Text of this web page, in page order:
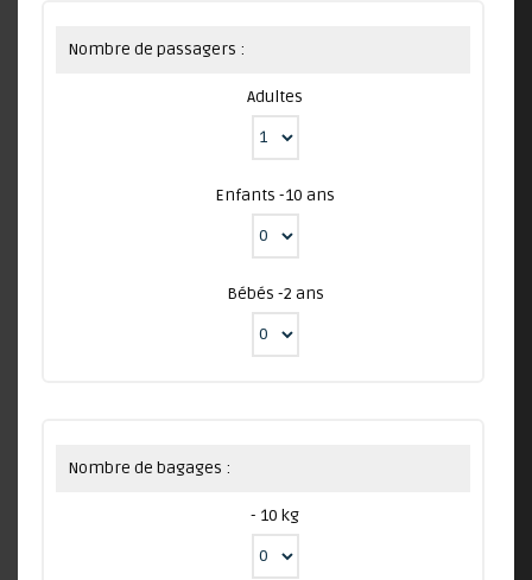
Nombre de passagers :
Adultes
Enfants -10 ans
Bébés -2 ans
Nombre de bagages :
- 10 kg